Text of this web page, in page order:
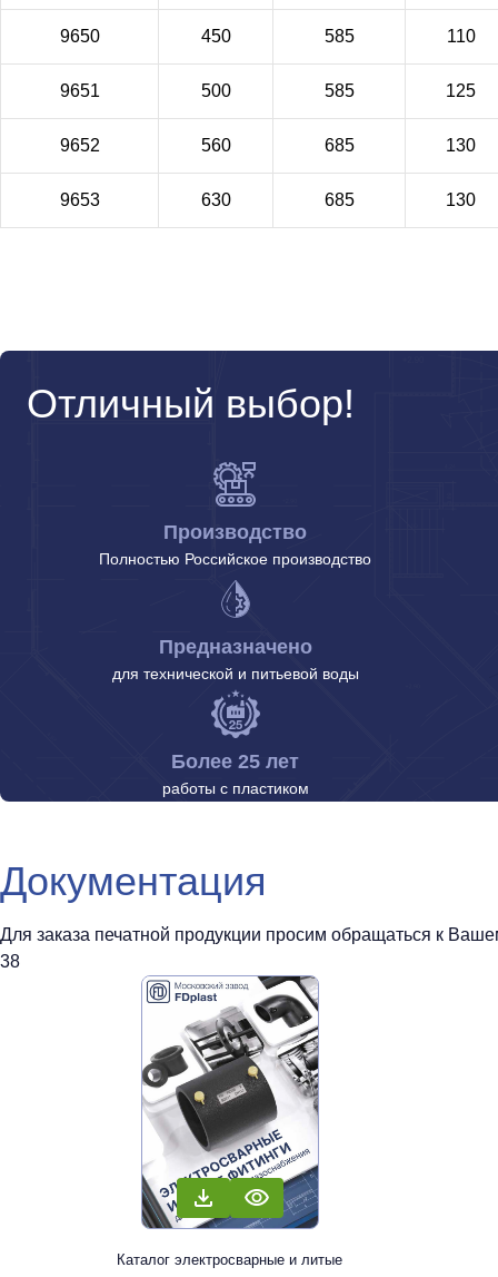
9650 450 585 110
9651 500 585 125
9652 560 685 130
9653 630 685 130
Отличный выбор!
Производство
Полностью Российское производство
Предназначено
для технической и питьевой воды
Более 25 лет
работы с пластиком
Документация
Для заказа печатной продукции просим обращаться к
38
Каталог электросварные и литые